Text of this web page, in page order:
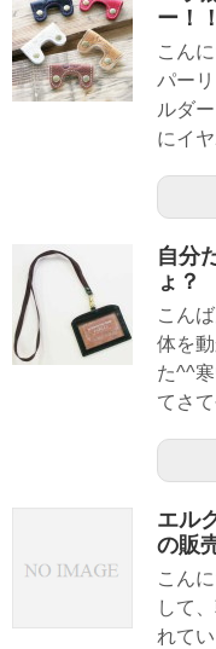
ー！！
こん
パー
ルダ
にイ
自分
ょ？
こん
体を
た^^
てさ
エル
の販
こん
して
れて